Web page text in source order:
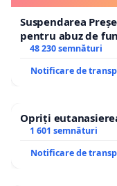
Suspendarea
pentru abuz de
48 230 semnături
Notificare de
Opriți
1 601 semnături
Notificare de